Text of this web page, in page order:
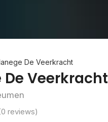
De Veerkracht
De Veerkracht
reviews)